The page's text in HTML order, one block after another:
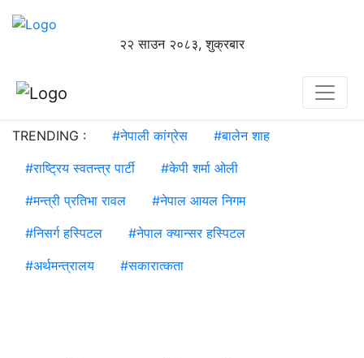
२२ साउन २०८३, शुक्रबार
TRENDING : #नेपाली कांग्रेस #बालेन शाह
#राष्ट्रिय स्वतन्त्र पार्टी #केपी शर्मा ओली
#मन्त्री प्रतिभा रावल #नेपाल आयल निगम
#निसर्ग हस्पिटल #नेपाल क्यान्सर हस्पिटल
#अर्थमन्त्रालय #सकारात्कता